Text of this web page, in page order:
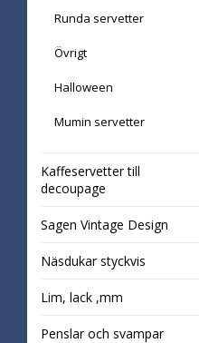
Runda servetter
Övrigt
Halloween
Mumin servetter
Kaffeservetter till
decoupage
Sagen Vintage Design
Näsdukar styckvis
Lim, lack ,mm
Penslar och svampar